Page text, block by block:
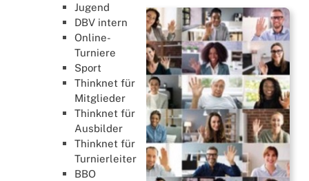
Jugend
DBV intern
Online-
Turniere
Sport
Thinknet für
Mitglieder
Thinknet für
Ausbilder
Thinknet für
Turnierleiter
BBO